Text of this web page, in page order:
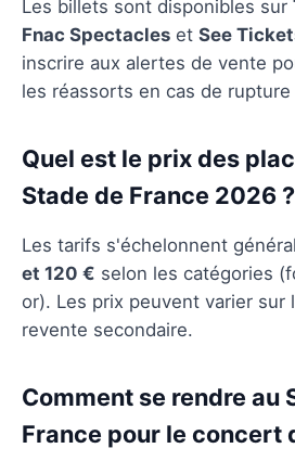
Les billets sont disponibles sur
Fnac Spectacles et See
inscrire aux alertes de vente
les réassorts en cas de
Quel est le prix des
Stade de France 2026 ?
Les tarifs s'échelonnent
et 120 € selon les catégories
or). Les prix peuvent varier sur
revente secondaire.
Comment se rendre au
France pour le concert